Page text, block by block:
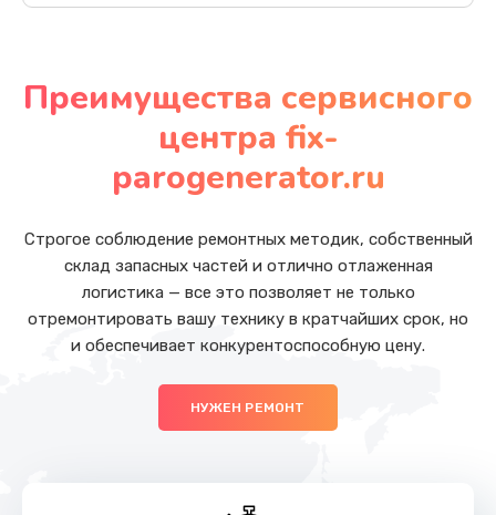
Преимущества сервисного
центра fix-
parogenerator.ru
Строгое соблюдение ремонтных методик, собственный
склад запасных частей и отлично отлаженная
логистика — все это позволяет не только
отремонтировать вашу технику в кратчайших срок, но
и обеспечивает конкурентоспособную цену.
НУЖЕН РЕМОНТ